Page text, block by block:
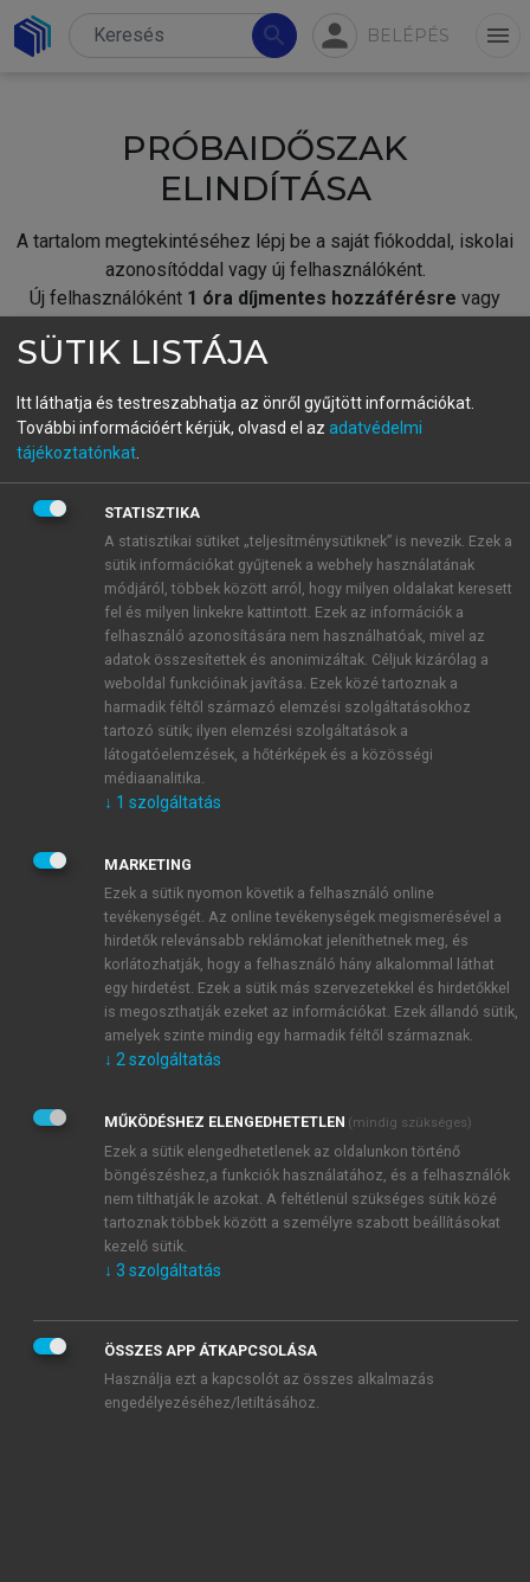
search person BELÉPÉS menu
PRÓBAIDŐSZAK
ELINDÍTÁSA
A tartalom megtekintéséhez lépj be a saját fiókoddal, iskolai
azonosítóddal vagy új felhasználóként.
Új felhasználóként 1 óra díjmentes hozzáférésre vagy
fiókoddal,vagy hozz létre új fiókot.
A regisztráció után apróbaidőszakautomatikusan
BELÉPÉS SAJÁT FIÓKKAL
ÚJ FIÓK LÉTREHOZÁSA
1 óra díjmentes hozzáférés
E-MAIL-CÍM
JELSZÓ
JELSZÓ ÚJRA
Kérek értesítést a MeRSZ újdonságairól, akcióiról.
Kérek értesítést az Akadémiai Kiadó Zrt. újdonságairól,
Adatkezelési tájékoztatóbanfoglaltakat tudomásul
veszem és elfogadom.
Általános vásárlási feltételeket, valamint a szotar.netés a
mersz.huoldalak licencszerződéseiben foglaltakat
tudomásul veszem és elfogadom.
KIPRÓBÁLOM
SÜTIK LISTÁJA
Itt láthatja és testreszabhatja az önről gyűjtött információkat.
További információért kérjük, olvasd el az adatvédelmi
tájékoztatónkat
STATISZTIKA
A statisztikai sütiket „teljesítménysütiknek” is nevezik. Ezek a
sütik információkat gyűjtenek a webhely használatának
módjáról, többek között arról, hogy milyen oldalakat keresett
fel és milyen linkekre kattintott. Ezek az információk a
felhasználó azonosítására nem használhatóak, mivel az
adatok összesítettek és anonimizáltak. Céljuk kizárólag a
weboldal funkcióinak javítása. Ezek közé tartoznak a
harmadik féltől származó elemzési szolgáltatásokhoz
tartozó sütik; ilyen elemzési szolgáltatások a
látogatóelemzések, a hőtérképek és a közösségi
médiaanalitika.
↓ 1 szolgáltatás
MARKETING
Ezek a sütik nyomon követik a felhasználó online
tevékenységét. Az online tevékenységek megismerésével a
hirdetők relevánsabb reklámokat jeleníthetnek meg, és
korlátozhatják, hogy a felhasználó hány alkalommal láthat
egy hirdetést. Ezek a sütik más szervezetekkel és hirdetőkkel
is megoszthatják ezeket az információkat. Ezek állandó sütik,
amelyek szinte mindig egy harmadik féltől származnak.
↓ 2 szolgáltatás
MŰKÖDÉSHEZ ELENGEDHETETLEN (mindig szükséges)
Ezek a sütik elengedhetetlenek az oldalunkon történő
böngészéshez,a funkciók használatához, és a felhasználók
nem tilthatják le azokat. A feltétlenül szükséges sütik közé
tartoznak többek között a személyre szabott beállításokat
kezelő sütik.
↓ 3 szolgáltatás
ÖSSZES APP ÁTKAPCSOLÁSA
Használja ezt a kapcsolót az összes alkalmazás
engedélyezéséhez/letiltásához.